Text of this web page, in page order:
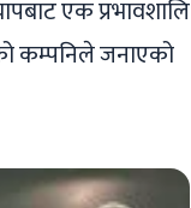
एक प्रभावशालि
कम्पनिले जनाएको